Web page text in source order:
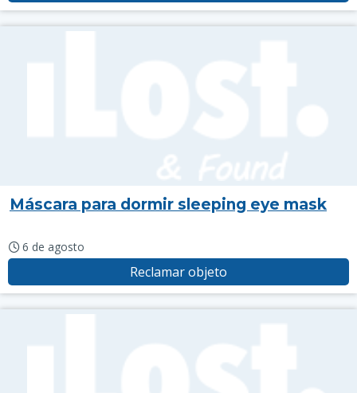
Máscara para dormir sleeping eye mask
6 de agosto
Reclamar objeto